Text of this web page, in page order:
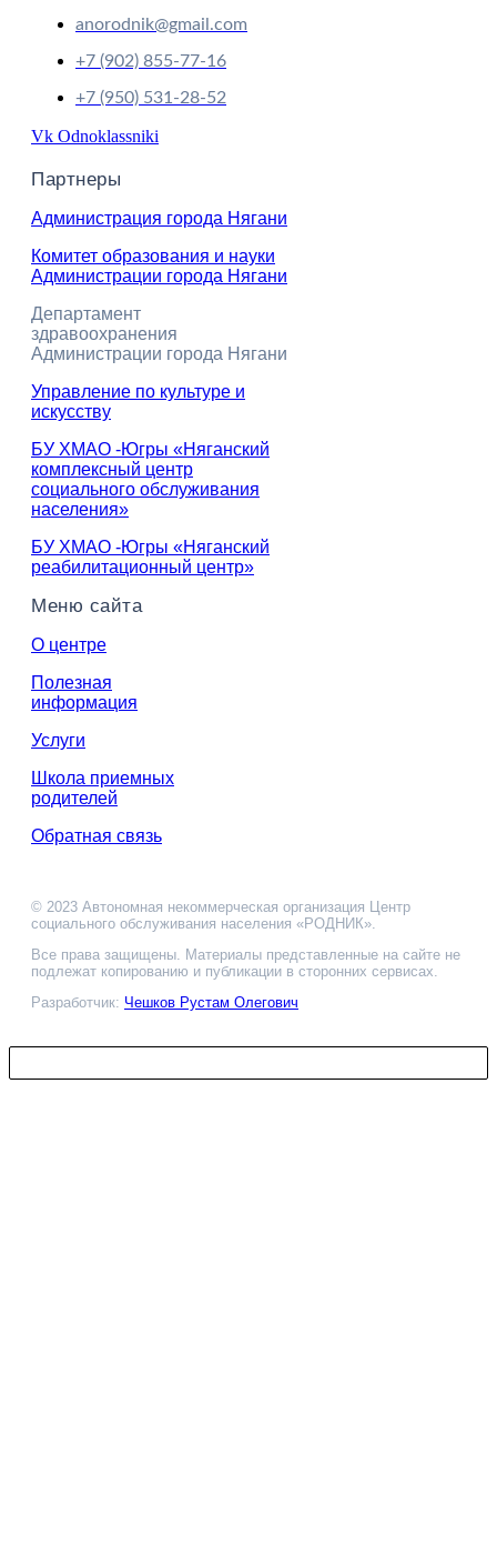
anorodnik@gmail.com
+7 (902) 855-77-16
+7 (950) 531-28-52
Vk Odnoklassniki
Партнеры
Администрация города Нягани
Комитет образования и науки
Администрации города Нягани
Департамент
здравоохранения
Администрации города Нягани
Управление по культуре и
искусству
БУ ХМАО -Югры «Няганский
комплексный центр
социального обслуживания
населения»
БУ ХМАО -Югры «Няганский
реабилитационный центр»
Меню сайта
О центре
Полезная
информация
Услуги
Школа приемных
родителей
Обратная связь
© 2023 Автономная некоммерческая организация Центр
социального обслуживания населения «РОДНИК».
Все права защищены. Материалы представленные на сайте не
подлежат копированию и публикации в сторонних сервисах.
Разработчик: Чешков Рустам Олегович